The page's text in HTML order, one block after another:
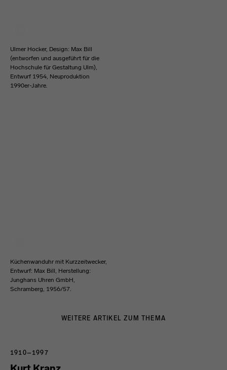
Ulmer Hocker, Design: Max Bill
(entworfen und ausgeführt für die
Hochschule für Gestaltung Ulm),
Entwurf 1954, Neuproduktion
1990er-Jahre.
Küchenwanduhr mit Kurzzeitwecker,
Entwurf: Max Bill, Herstellung:
Junghans Uhren GmbH,
Schramberg, 1956/57.
WEITERE ARTIKEL ZUM THEMA
1910–1997